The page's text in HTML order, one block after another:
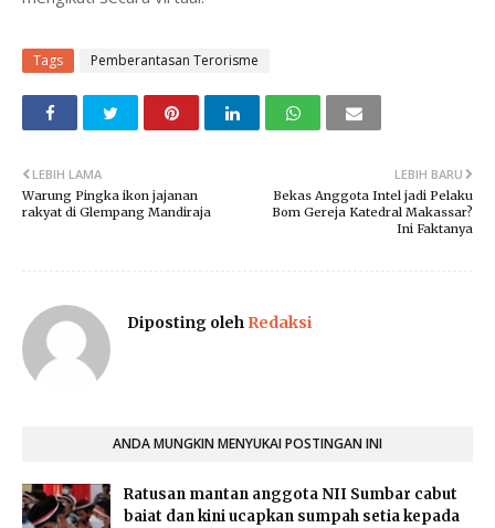
Tags Pemberantasan Terorisme
LEBIH BARU
Bekas Anggota Intel jadi Pelaku
Bom Gereja Katedral Makassar?
Ini Faktanya
LEBIH LAMA
Warung Pingka ikon jajanan
rakyat di Glempang Mandiraja
Diposting oleh Redaksi
ANDA MUNGKIN MENYUKAI POSTINGAN INI
Ratusan mantan anggota NII Sumbar cabut
baiat dan kini ucapkan sumpah setia kepada